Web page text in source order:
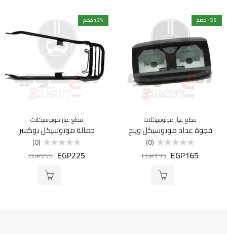
15% خصم
قطع غيار موتوسيكلات
فجوة عداد موتوسيكل وينج
التقييم
(0)
EGP165
EGP195
12% خصم
قطع غيار موتوسيكلات
حمالة موتوسيكل بوكسر
التقييم
(0)
EGP225
EGP255